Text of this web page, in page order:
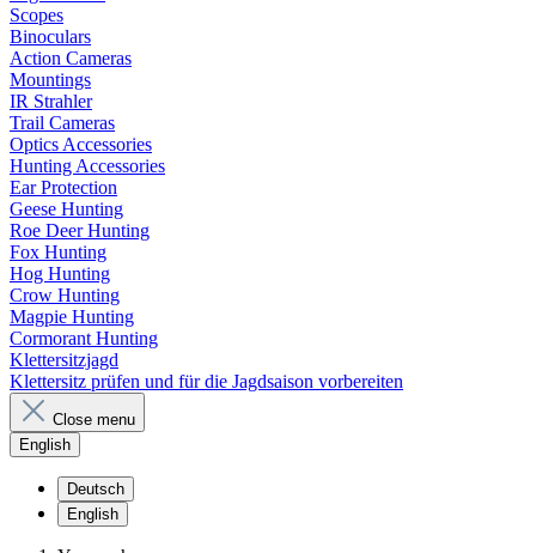
Scopes
Binoculars
Action Cameras
Mountings
IR Strahler
Trail Cameras
Optics Accessories
Hunting Accessories
Ear Protection
Geese Hunting
Roe Deer Hunting
Fox Hunting
Hog Hunting
Crow Hunting
Magpie Hunting
Cormorant Hunting
Klettersitzjagd
Klettersitz prüfen und für die Jagdsaison vorbereiten
Close menu
English
Deutsch
English